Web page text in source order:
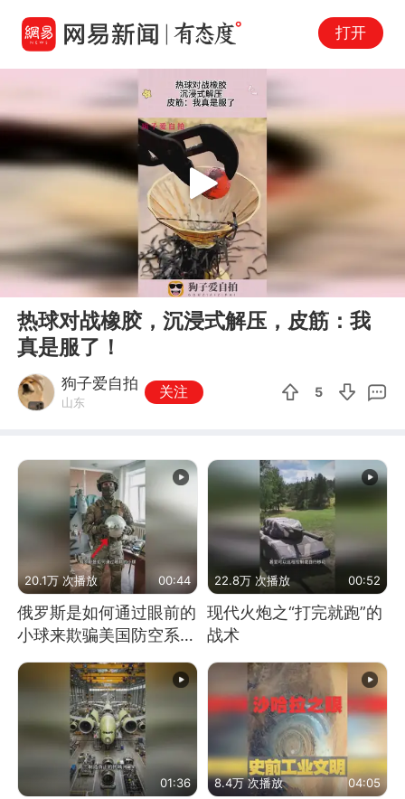
打开
00:00 00:11
Play
热球对战橡胶，沉浸式解压，皮筋：我
真是服了！
狗子爱自拍
山东
关注 5
20.1万 次播放 00:44
俄罗斯是如何通过眼前的
小球来欺骗美国防空系统
的
22.8万 次播放 00:52
现代火炮之“打完就跑”的
战术
01:36 8.4万 次播放 04:05